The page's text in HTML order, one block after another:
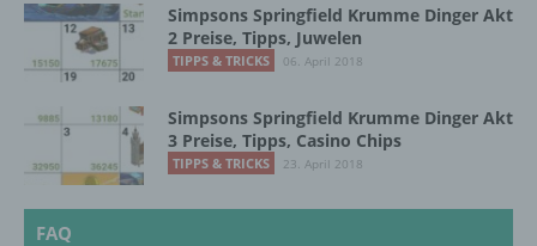
Simpsons Springfield Krumme Dinger Akt
2 Preise, Tipps, Juwelen
TIPPS & TRICKS 06. April 2018
Simpsons Springfield Krumme Dinger Akt
3 Preise, Tipps, Casino Chips
TIPPS & TRICKS 23. April 2018
FAQ
Einwilligung ist jede von der betroffenen
Person freiwillig für den bestimmten Fall in
abgegebene Willensbekundung in Form
einer Erklärung oder einer sonstigen
eindeutigen bestätigenden Handlung, mit der
die betroffene Person zu verstehen gibt, dass
sie mit der Verarbeitung der sie betreffenden